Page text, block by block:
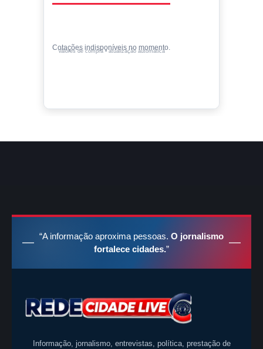
Cotações indisponíveis no momento.
Valores de compra • atualização automática
“A informação aproxima pessoas. O jornalismo
fortalece cidades.”
Informação, jornalismo, entrevistas, política, prestação de